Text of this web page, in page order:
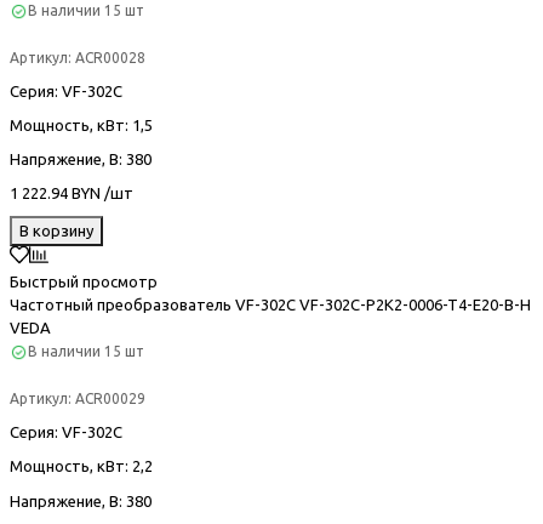
В наличии 15 шт
Артикул: ACR00028
Серия: VF-302С
Мощность, кВт: 1,5
Напряжение, В: 380
1 222.94 BYN /шт
В корзину
Быстрый просмотр
Частотный преобразователь VF-302С VF-302C-P2K2-0006-T4-E20-B-H
VEDA
В наличии 15 шт
Артикул: ACR00029
Серия: VF-302С
Мощность, кВт: 2,2
Напряжение, В: 380